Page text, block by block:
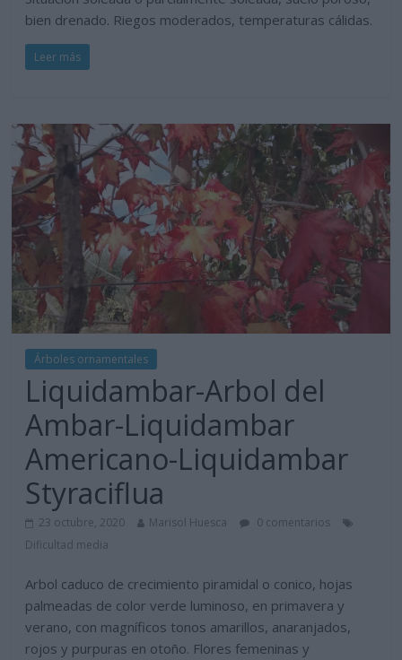
bien drenado. Riegos moderados, temperaturas cálidas.
Leer más
Árboles ornamentales
Liquidambar-Arbol del
Ambar-Liquidambar
Americano-Liquidambar
Styraciflua
23 octubre, 2020 Marisol Huesca
0 comentarios
Dificultad media
Arbol caduco de crecimiento piramidal o conico, hojas
palmeadas de color verde luminoso, en primavera y
verano, con magníficos tonos amarillos, anaranjados,
rojos y purpuras en otoño. Flores femeninas y